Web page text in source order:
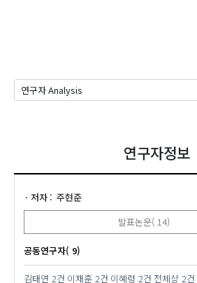
연구자정보
저자
주현준
발표논문( 14)
공동연구자( 9)
김태연 2건 이재훈 2건 이혜령 2건 전제상 2건